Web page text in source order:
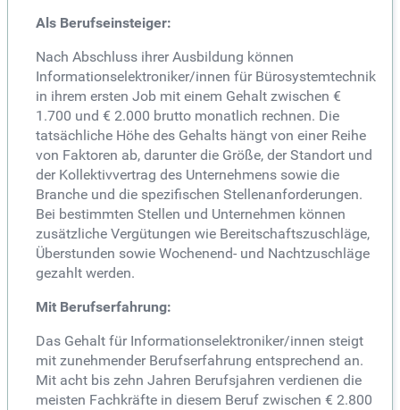
Als Berufseinsteiger:
Nach Abschluss ihrer Ausbildung können
Informationselektroniker/innen für Bürosystemtechnik
in ihrem ersten Job mit einem Gehalt zwischen €
1.700 und € 2.000 brutto monatlich rechnen. Die
tatsächliche Höhe des Gehalts hängt von einer Reihe
von Faktoren ab, darunter die Größe, der Standort und
der Kollektivvertrag des Unternehmens sowie die
Branche und die spezifischen Stellenanforderungen.
Bei bestimmten Stellen und Unternehmen können
zusätzliche Vergütungen wie Bereitschaftszuschläge,
Überstunden sowie Wochenend- und Nachtzuschläge
gezahlt werden.
Mit Berufserfahrung:
Das Gehalt für Informationselektroniker/innen steigt
mit zunehmender Berufserfahrung entsprechend an.
Mit acht bis zehn Jahren Berufsjahren verdienen die
meisten Fachkräfte in diesem Beruf zwischen € 2.800